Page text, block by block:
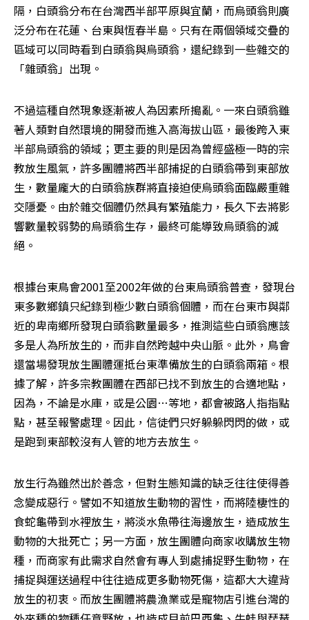
隔，白頭翁分布在台灣西半部平原與宜蘭，而烏頭翁則廣
泛分布在花蓮、台東與恆春半島。只有在兩個領域交疊的
區域可以同時看到白頭翁與烏頭翁，還紀錄到一些雜交的
「雜頭翁」出現。
不過這種自然現象逐漸被人為因素所搗亂。一來白頭翁雖
著人類對自然環境的開發而進入高海拔山區，最後跨入東
半部烏頭翁的領域；更主要的則是因為曾經盛極一時的宗
教放生風氣，許多團體將西半部捕捉的白頭翁帶到東部放
生，數量龐大的白頭翁族群將直接迫使烏頭翁面臨嚴重雜
交隱憂。由於雜交個體仍然具有繁殖能力，長久下去將影
響數量較弱勢的烏頭翁生存，最終可能導致烏頭翁的滅
絕。
根據台東鳥會2001至2002年做的台東烏頭翁普查，發現台
東多數鄉鎮只紀錄到極少數白頭翁個體，而在台東市與鄰
近的卑南鄉所發現白頭翁數量最多，推測這些白頭翁應該
多是人為所放生的，而非自然跨越中央山脈。此外，鳥會
還當場發現放生團體運抵台東準備放生的白頭翁兩箱。根
據了解，許多宗教團體在西部已找不到放生的合適地點，
因為，不論是水庫，或是公園…等地，都會被路人指指點
點，甚至報警處理。因此，信徒們只好躲躲閃閃的做，或
是跑到東部較沒有人管的地方去放生。
放生行為雖然出於善念，但對生態知識的缺乏往往使得善
念變成惡行。譬如不知道放生動物的習性，而將陸棲性的
食蛇龜帶到水裡放生，將淡水魚帶往海邊放生，造成放生
動物的大批死亡；另一方面，放生團體向商家收購放生物
種，而商家有此需求自然會有專人到處捕捉野生動物，在
捕捉與運送過程中往往造成更多動物死傷，這都大大違背
放生的初衷。而放生團體將農漁業或是寵物店引進台灣的